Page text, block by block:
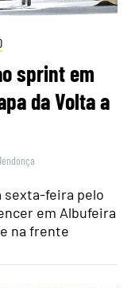
sprint em
da Volta a
sexta-feira pelo
em Albufeira
na frente